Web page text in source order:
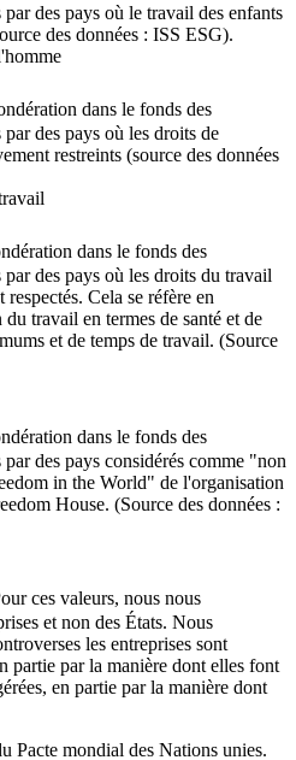
des pays où le travail des enfants
des données : ISS ESG).
dans le fonds des
des pays où les droits de
restreints (source des données
dans le fonds des
des pays où les droits du travail
Cela se réfère en
travail en termes de santé et de
et de temps de travail. (Source
dans le fonds des
des pays considérés comme "non
in the World" de l'organisation
House. (Source des données :
ces valeurs, nous nous
et non des États. Nous
les entreprises sont
partie par la manière dont elles font
en partie par la manière dont
Pacte mondial des Nations unies.